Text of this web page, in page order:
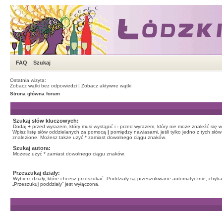
FAQ Szukaj
Ostatnia wizyta:
Zobacz wątki bez odpowiedzi | Zobacz aktywne wątki
Strona główna forum
Szukaj słów kluczowych:
Dodaj + przed wyrazem, który musi wystąpić i - przed wyrazem, który nie może znaleźć się
Wpisz listę słów oddzielanych za pomocą | pomiędzy nawiasami, jeśli tylko jedno z tych
znalezione. Możesz także użyć * zamiast dowolnego ciągu znaków.
Szukaj autora:
Możesz użyć * zamiast dowolnego ciągu znaków.
Przeszukaj działy:
Wybierz działy, które chcesz przeszukać. Poddziały są przeszukiwane automatycznie,
„Przeszukuj poddziały” jest wyłączona.